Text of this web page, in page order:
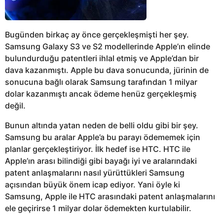
Bugünden birkaç ay önce gerçekleşmişti her şey.
Samsung Galaxy S3 ve S2 modellerinde Apple’ın elinde
bulundurduğu patentleri ihlal etmiş ve Apple’dan bir
dava kazanmıştı. Apple bu dava sonucunda, jürinin de
sonucuna bağlı olarak Samsung tarafından 1 milyar
dolar kazanmıştı ancak ödeme henüz gerçekleşmiş
değil.
Bunun altında yatan neden de belli oldu gibi bir şey.
Samsung bu aralar Apple’a bu parayı ödememek için
planlar gerçekleştiriyor. İlk hedef ise HTC. HTC ile
Apple’ın arası bilindiği gibi bayağı iyi ve aralarındaki
patent anlaşmalarını nasıl yürüttükleri Samsung
açısından büyük önem icap ediyor. Yani öyle ki
Samsung, Apple ile HTC arasındaki patent anlaşmalarını
ele geçirirse 1 milyar dolar ödemekten kurtulabilir.